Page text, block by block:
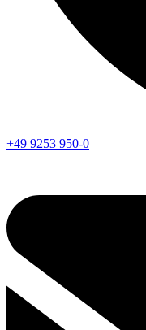
+49 9253 950-0